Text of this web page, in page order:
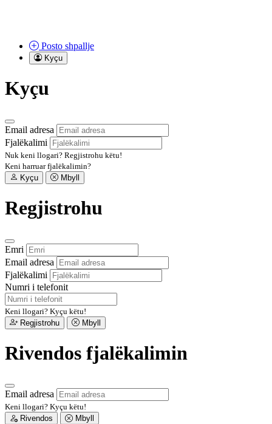
Posto shpallje
Kyçu
Kyçu
Email adresa
Fjalëkalimi
Nuk keni llogari? Regjistrohu këtu!
Keni harruar fjalëkalimin?
Kyçu
Mbyll
Regjistrohu
Emri
Email adresa
Fjalëkalimi
Numri i telefonit
Keni llogari? Kyçu këtu!
Regjistrohu
Mbyll
Rivendos fjalëkalimin
Email adresa
Keni llogari? Kyçu këtu!
Rivendos
Mbyll